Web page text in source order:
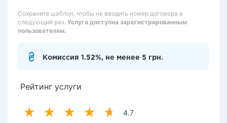
Сохраните шаблон, чтобы не вводить номер договора в
следующий раз. Услуга доступна зарегистрированным
пользователям.
Комиссия 1.52%, не менее 5 грн.
Рейтинг услуги
4.7